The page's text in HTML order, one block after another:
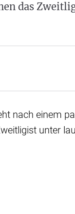
das
nach einem
unter